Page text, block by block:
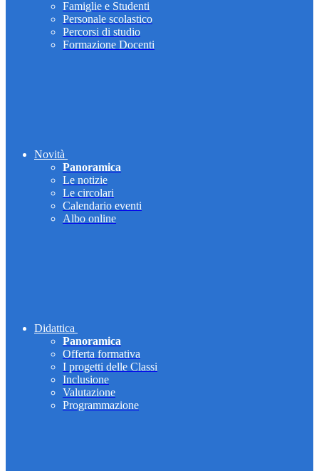
Famiglie e Studenti
Personale scolastico
Percorsi di studio
Formazione Docenti
Novità
Panoramica
Le notizie
Le circolari
Calendario eventi
Albo online
Didattica
Panoramica
Offerta formativa
I progetti delle Classi
Inclusione
Valutazione
Programmazione